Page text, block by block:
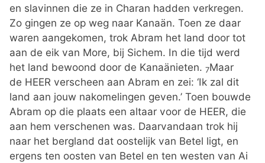
en slavinnen die ze in Charan hadden verkregen.
Zo gingen ze op weg naar Kanaän. Toen ze daar
waren aangekomen, trok Abram het land door tot
aan de eik van More, bij Sichem. In die tijd werd
het land bewoond door de Kanaänieten. 7Maar
de HEER verscheen aan Abram en zei: ‘Ik zal dit
land aan jouw nakomelingen geven.’ Toen bouwde
Abram op die plaats een altaar voor de HEER, die
aan hem verschenen was. Daarvandaan trok hij
naar het bergland dat oostelijk van Betel ligt, en
ergens ten oosten van Betel en ten westen van Ai